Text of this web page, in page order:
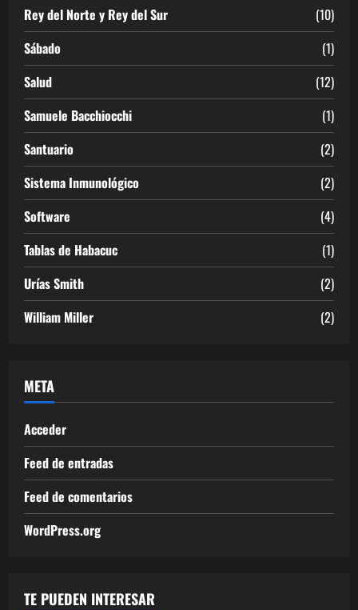
Rey del Norte y Rey del Sur
(10)
Sábado
(1)
Salud
(12)
Samuele Bacchiocchi
(1)
Santuario
(2)
Sistema Inmunológico
(2)
Software
(4)
Tablas de Habacuc
(1)
Urías Smith
(2)
William Miller
(2)
META
Acceder
Feed de entradas
Feed de comentarios
WordPress.org
TE PUEDEN INTERESAR